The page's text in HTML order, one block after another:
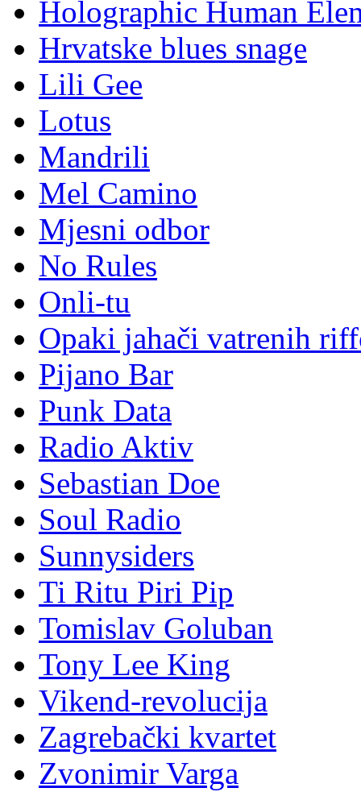
Holographic Human
Hrvatske blues snage
Lili Gee
Lotus
Mandrili
Mel Camino
Mjesni odbor
No Rules
Onli-tu
Opaki jahači vatrenih
Pijano Bar
Punk Data
Radio Aktiv
Sebastian Doe
Soul Radio
Sunnysiders
Ti Ritu Piri Pip
Tomislav Goluban
Tony Lee King
Vikend-revolucija
Zagrebački kvartet
Zvonimir Varga